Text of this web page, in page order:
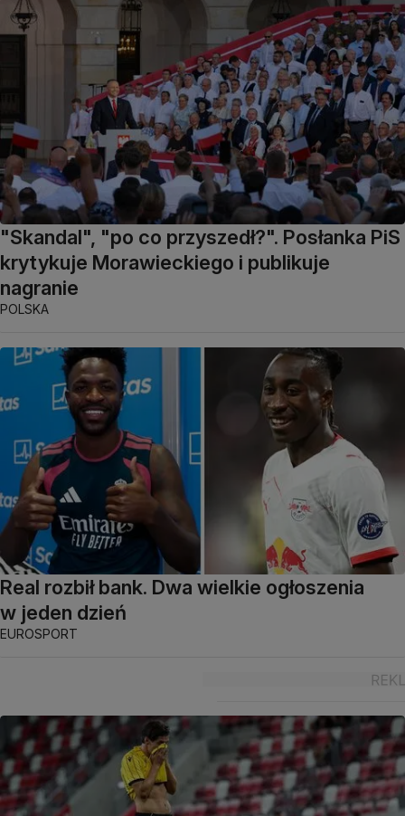
"Skandal", "po co przyszedł?". Posłanka PiS
krytykuje Morawieckiego i publikuje
nagranie
POLSKA
Real rozbił bank. Dwa wielkie ogłoszenia
w jeden dzień
EUROSPORT